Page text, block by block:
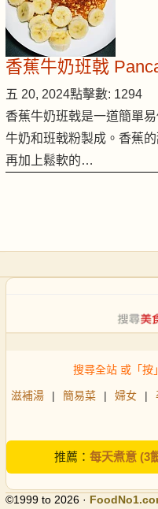
香蕉牛奶班戟
五 20, 2024點擊數: 1294
香蕉牛奶班戟是一道簡單
牛奶和班戟粉製成。香蕉
再加上鬆軟的…
搜尋全站 或「按
滋補湯 | 簡易菜 | 婦女 |
推薦： 每天煮意 (3
©1999 to 2026 · FoodNo1